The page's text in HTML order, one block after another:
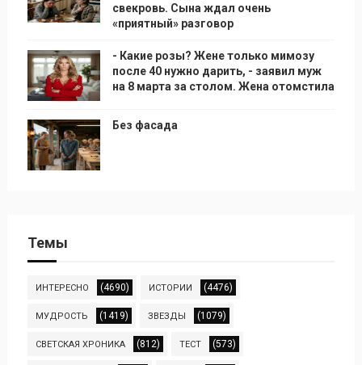
свекровь. Сына ждал очень
«приятный» разговор
- Какие розы? Жене только мимозу
после 40 нужно дарить, - заявил муж
на 8 марта за столом. Жена отомстила
Без фасада
Темы
ИНТЕРЕСНО (4690) ИСТОРИИ (4476)
МУДРОСТЬ (1419) ЗВЕЗДЫ (1079)
СВЕТСКАЯ ХРОНИКА (812) ТЕСТ (573)